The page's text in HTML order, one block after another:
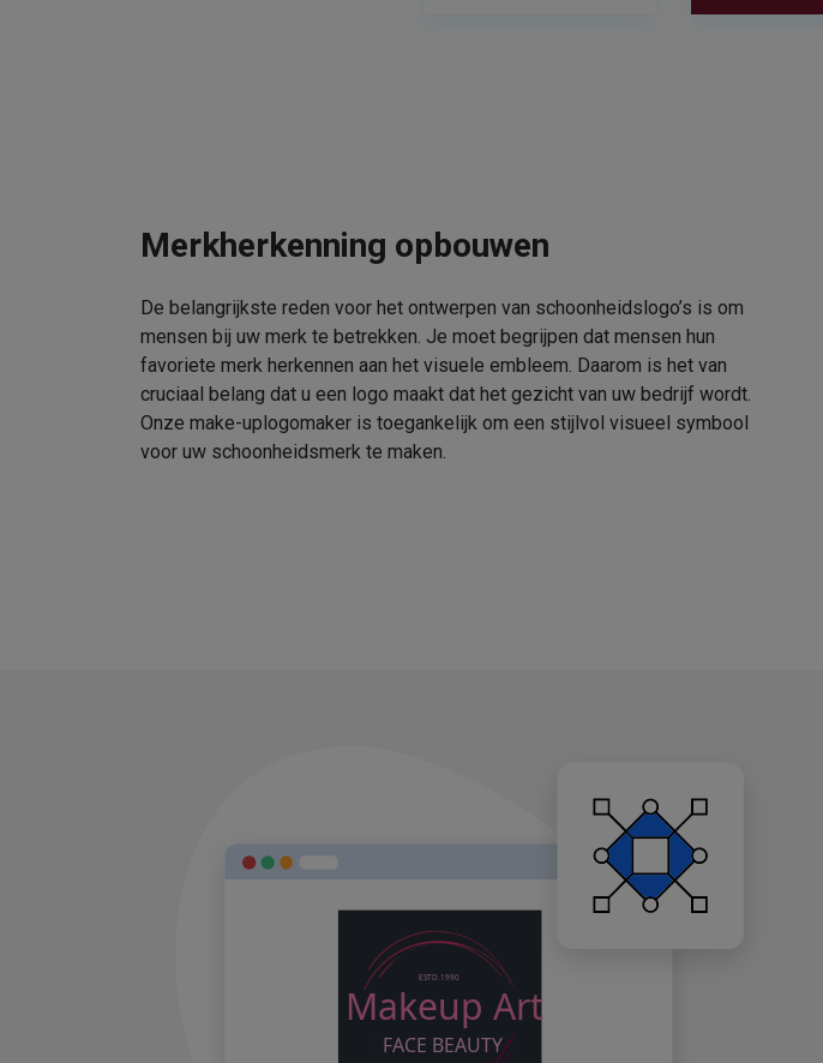
Merkherkenning opbouwen
De belangrijkste reden voor het ontwerpen van schoonheidslogo’s is om
mensen bij uw merk te betrekken. Je moet begrijpen dat mensen hun
favoriete merk herkennen aan het visuele embleem. Daarom is het van
cruciaal belang dat u een logo maakt dat het gezicht van uw bedrijf wordt.
Onze make-uplogomaker is toegankelijk om een stijlvol visueel symbool
voor uw schoonheidsmerk te maken.